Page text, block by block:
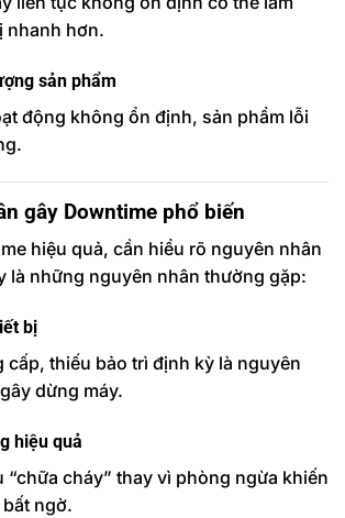
nhanh hơn.
sản phẩm
động không ổn định, sản phẩm lỗi
gây Downtime phổ biến
hiệu quả, cần hiểu rõ nguyên nhân
là những nguyên nhân thường gặp:
bị
cấp, thiếu bảo trì định kỳ là nguyên
dừng máy.
hiệu quả
“chữa cháy” thay vì phòng ngừa khiến
ngờ.